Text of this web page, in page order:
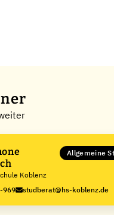
Koblenz
Allgemeine
969 studberat@hs-koblenz.de